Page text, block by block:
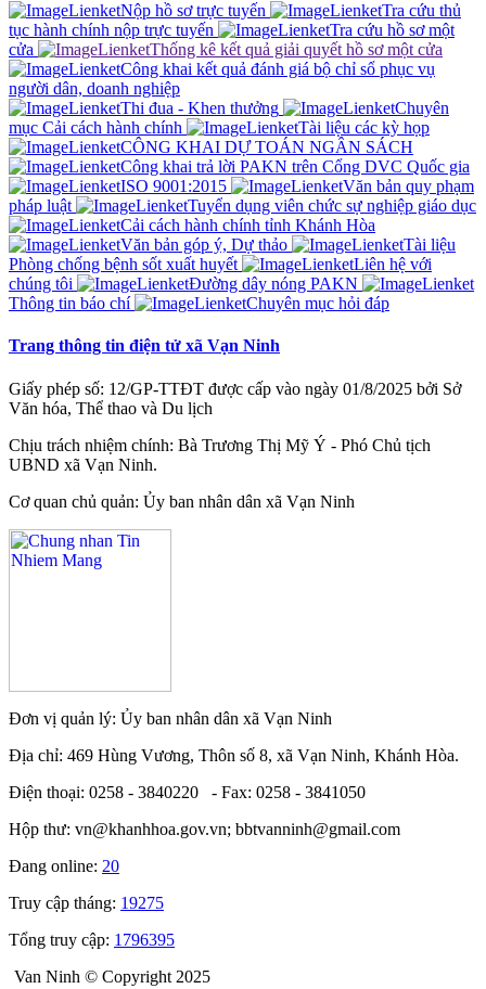
Nộp hồ sơ trực tuyến
Tra cứu thủ
tục hành chính nộp trực tuyến
Tra cứu hồ sơ một
cửa
Thống kê kết quả giải quyết hồ sơ một cửa
Công khai kết quả đánh giá bộ chỉ sổ phục vụ
người dân, doanh nghiệp
Thi đua - Khen thưởng
Chuyên
mục Cải cách hành chính
Tài liệu các kỳ họp
CÔNG KHAI DỰ TOÁN NGÂN SÁCH
Công khai trả lời PAKN trên Cổng DVC Quốc gia
ISO 9001:2015
Văn bản quy phạm
pháp luật
Tuyển dụng viên chức sự nghiệp giáo dục
Cải cách hành chính tỉnh Khánh Hòa
Văn bản góp ý, Dự thảo
Tài liệu
Phòng chống bệnh sốt xuất huyết
Liên hệ với
chúng tôi
Đường dây nóng PAKN
Thông tin báo chí
Chuyên mục hỏi đáp
Trang thông tin điện tử xã Vạn Ninh
Giấy phép số: 12/GP-TTĐT được cấp vào ngày 01/8/2025 bởi Sở
Văn hóa, Thể thao và Du lịch
Chịu trách nhiệm chính: Bà Trương Thị Mỹ Ý - Phó Chủ tịch
UBND xã Vạn Ninh.
Cơ quan chủ quản: Ủy ban nhân dân xã Vạn Ninh
Đơn vị quản lý: Ủy ban nhân dân xã Vạn Ninh
Địa chỉ: 469 Hùng Vương, Thôn số 8, xã Vạn Ninh, Khánh Hòa.
Điện thoại: 0258 - 3840220 - Fax: 0258 - 3841050
Hộp thư: vn@khanhhoa.gov.vn; bbtvanninh@gmail.com
Đang online: 20
Truy cập tháng: 19275
Tổng truy cập: 1796395
Van Ninh © Copyright 2025